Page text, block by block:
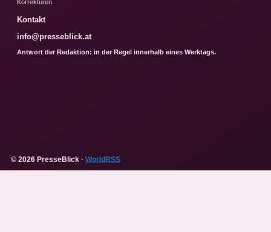
Korrekturen.
Kontakt
info@presseblick.at
Antwort der Redaktion: in der Regel innerhalb eines Werktags.
© 2026 PresseBlick · WorldRSS